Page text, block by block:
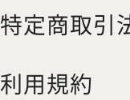
特定商取引
利用規約